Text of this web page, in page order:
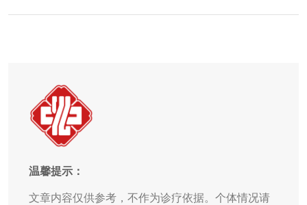
温馨提示：
文章内容仅供参考，不作为诊疗依据。个体情况请